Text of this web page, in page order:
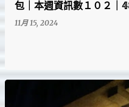
包｜本週資訊數１０２｜
11月 15, 2024